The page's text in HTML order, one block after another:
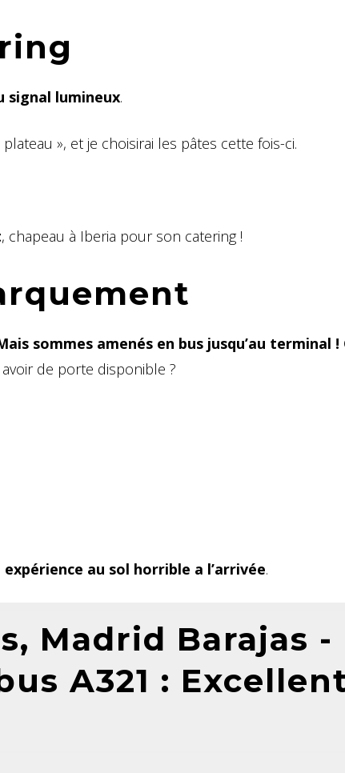
signal lumineux.
», et je choisirai les pâtes cette fois-ci.
, chapeau à Iberia pour son catering !
sommes amenés en bus jusqu’au terminal !
de porte disponible ?
expérience au sol horrible a l’arrivée.
Madrid Barajas -
A321 :